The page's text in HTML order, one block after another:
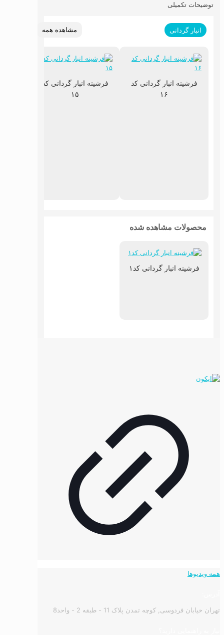
توضیحات تکمیلی
انبار گردانی مشاهده همه
فرشینه انبار گردانی کد
۱۶
فرشینه انبار گردانی کد
۱۵
محصولات مشاهده شده
فرشینه انبار گردانی کد۱
همه ویدیوها
تهران خیابان فردوسی, کوچه تمدن پلاک 11 - طبقه 2 - واحد8